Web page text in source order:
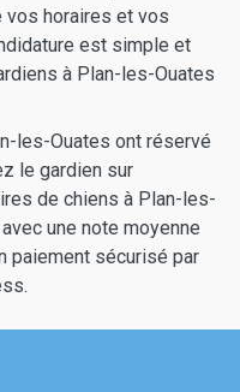
horaires et vos
est simple et
à Plan-les-Ouates
les-Ouates ont réservé
le gardien sur
de chiens à Plan-les-
une note moyenne
paiement sécurisé par